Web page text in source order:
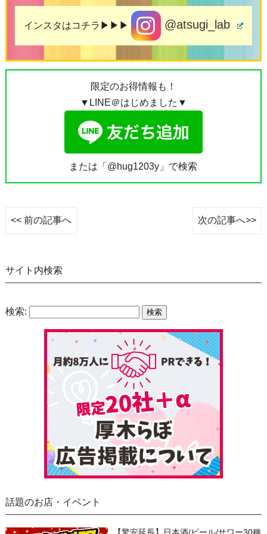
インスタはコチラ▶▶▶ @atsugi_lab
限定のお得情報も！
▼LINE＠はじめました▼
または「@hug1203y」で検索
<< 前の記事へ 次の記事へ>>
サイト内検索
検索:
話題のお店・イベント